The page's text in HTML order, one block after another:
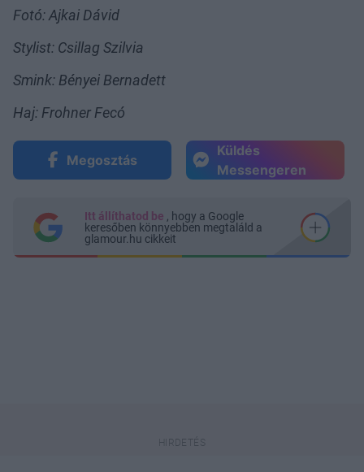
Fotó: Ajkai Dávid
Stylist: Csillag Szilvia
Smink: Bényei Bernadett
Haj: Frohner Fecó
Megosztás
Küldés
Messengeren
Itt állíthatod be , hogy a Google
keresőben könnyebben megtaláld a
glamour.hu cikkeit